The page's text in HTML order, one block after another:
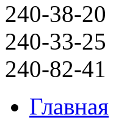
240-38-20
240-33-25
240-82-41
Главная